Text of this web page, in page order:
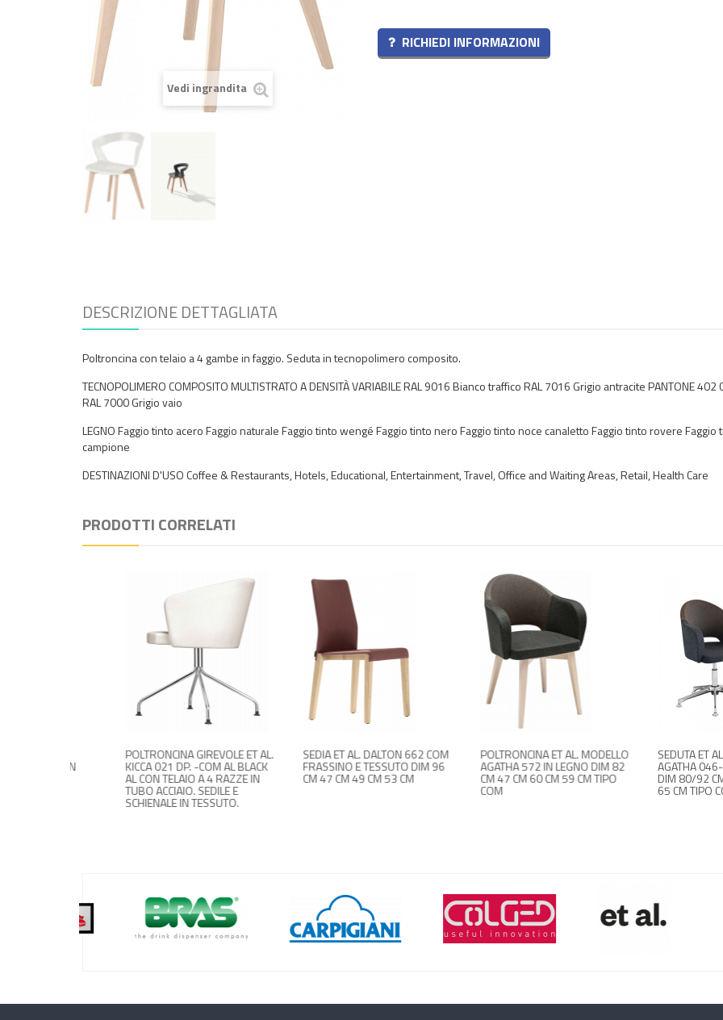
Vedi ingrandita
RICHIEDI INFORMAZIONI
DESCRIZIONE DETTAGLIATA
Poltroncina con telaio a 4 gambe in faggio. Seduta in tecnopolimero composito.
TECNOPOLIMERO COMPOSITO MULTISTRATO A DENSITÀ VARIABILE RAL 9016 Bianco traffico RAL 7016 Grigio antracite PANTONE 402
RAL 7000 Grigio vaio
LEGNO Faggio tinto acero Faggio naturale Faggio tinto wengé Faggio tinto nero Faggio tinto noce canaletto Faggio tinto rovere Faggio
campione
DESTINAZIONI D'USO Coffee & Restaurants, Hotels, Educational, Entertainment, Travel, Office and Waiting Areas, Retail, Health Care
PRODOTTI CORRELATI
POLTRONCINA GIREVOLE ET AL.
KICCA 021 DP. -COM AL BLACK
AL CON TELAIO A 4 RAZZE IN
TUBO ACCIAIO. SEDILE E
SCHIENALE IN TESSUTO.
SEDIA ET AL. DALTON 662 COM
FRASSINO E TESSUTO DIM 96
CM 47 CM 49 CM 53 CM
POLTRONCINA ET AL. MODELLO
AGATHA 572 IN LEGNO DIM 82
CM 47 CM 60 CM 59 CM TIPO
SEDUTA ET AL.
AGATHA 046-DP IN
DIM 80/92 CM 45/57
65 CM TIPO COM